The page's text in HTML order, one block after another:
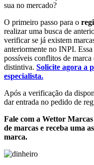
sua no mercado?
O primeiro passo para o
realizar uma busca de
verificar se já existem
anteriormente no INPI.
possíveis conflitos de marca
distintiva. Solicite agora a
especialista.
Após a verificação da
dar entrada no pedido de
Fale com a Wettor
de marcas e receba uma
marca.